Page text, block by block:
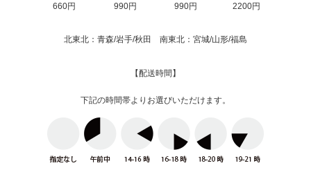
660円 990円 990円 2200円
北東北：青森/岩手/秋田 南東北：宮城/山形/福島
【配送時間】
下記の時間帯よりお選びいただけます。